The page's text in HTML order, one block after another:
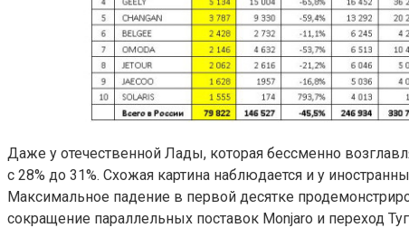
Даже у отечественной Лады, которая бессменно
с 28% до 31%. Схожая картина наблюдается и у
Максимальное падение в первой десятке
сокращение параллельных поставок Monjaro и переход